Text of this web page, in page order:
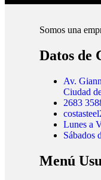
Somos una
Datos de
Av.
Ciudad
2683
Lunes a
Sábados
Menú